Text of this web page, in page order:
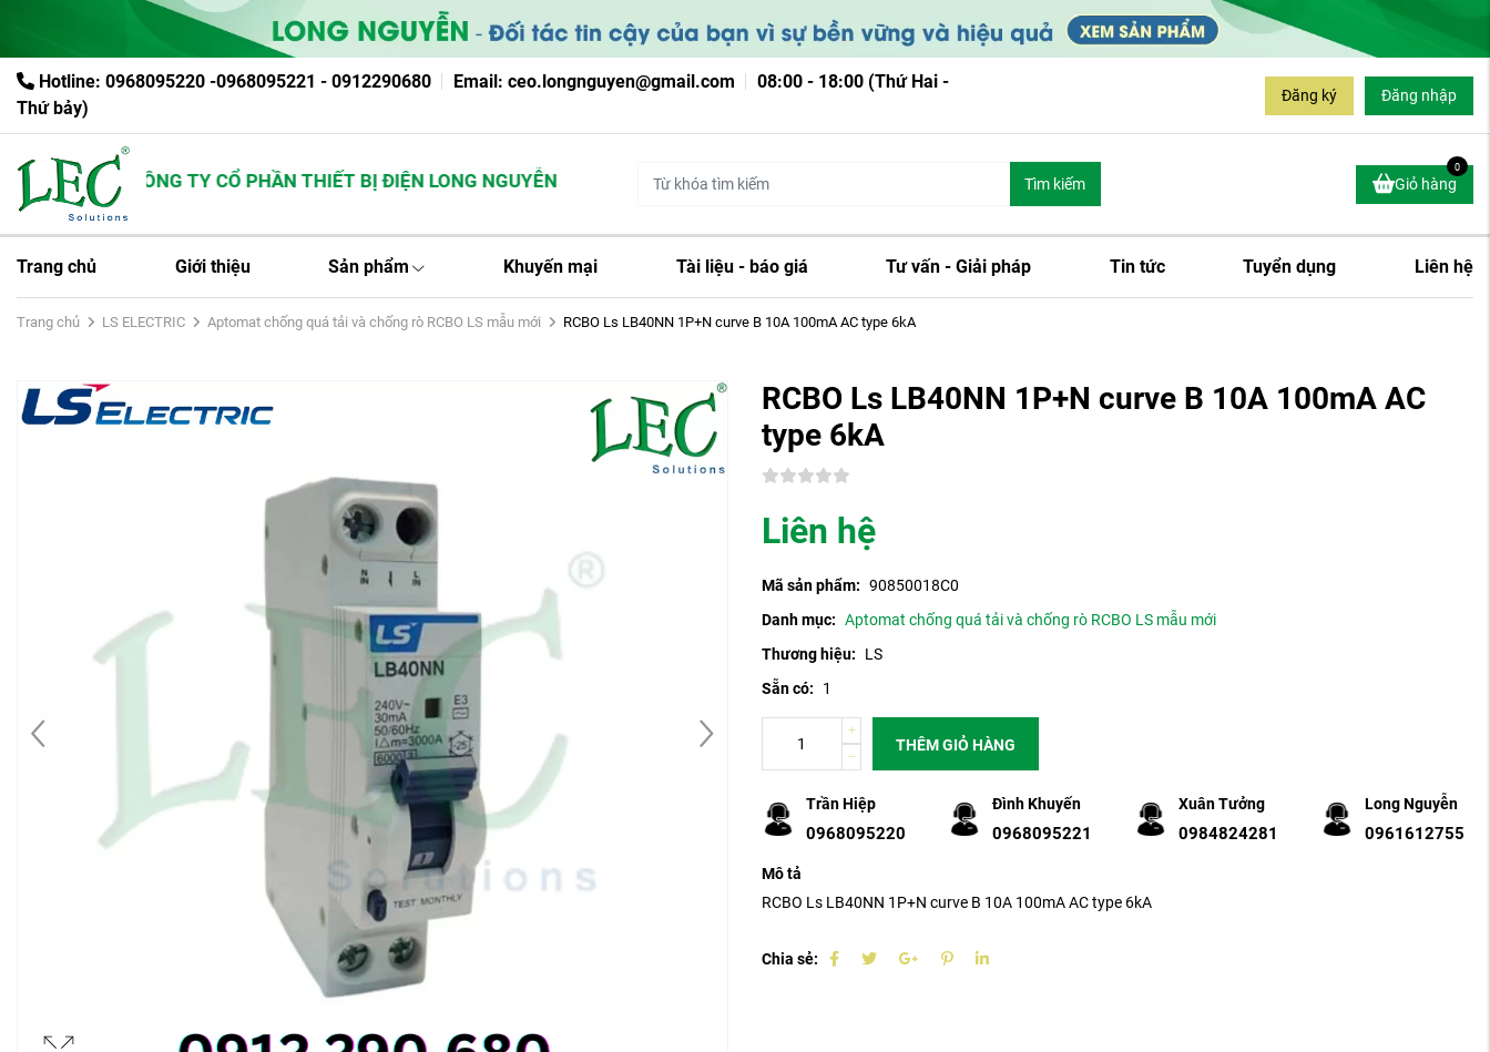
Hotline: 0968095220 -0968095221 - 0912290680 Email: ceo.longnguyen@gmail.com
08:00 - 18:00 (Thứ Hai -
Thứ bảy)
Đăng ký Đăng nhập
CÔNG TY CỔ PHẦN THIẾT BỊ ĐIỆN LONG NGUYỄN Tìm kiếm Giỏ hàng
0
Trang chủ Giới thiệu Sản phẩm Khuyến mại Tài liệu - báo giá Tư vấn - Giải pháp Tin tức Tuyển dụng Liên hệ
Trang chủ LS ELECTRIC Aptomat chống quá tải và chống rò RCBO LS mẫu mới RCBO Ls LB40NN 1P+N curve B 10A 100mA AC type 6kA
RCBO Ls LB40NN 1P+N curve B 10A 100mA AC
type 6kA
Liên hệ
Mã sản phẩm: 90850018C0
Danh mục: Aptomat chống quá tải và chống rò RCBO LS mẫu mới
Thương hiệu:
LS
Sẵn có:
1
THÊM GIỎ HÀNG
Trần Hiệp
0968095220
Đình Khuyến
0968095221
Xuân Tưởng
0984824281
Long Nguyễn
0961612755
Mô tả
RCBO Ls LB40NN 1P+N curve B 10A 100mA AC type 6kA
Chia sẻ: